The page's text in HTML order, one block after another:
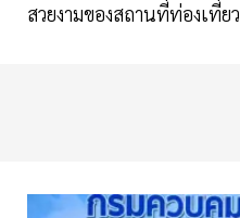
สวยงามของสถานที่ท่องเที่ยว